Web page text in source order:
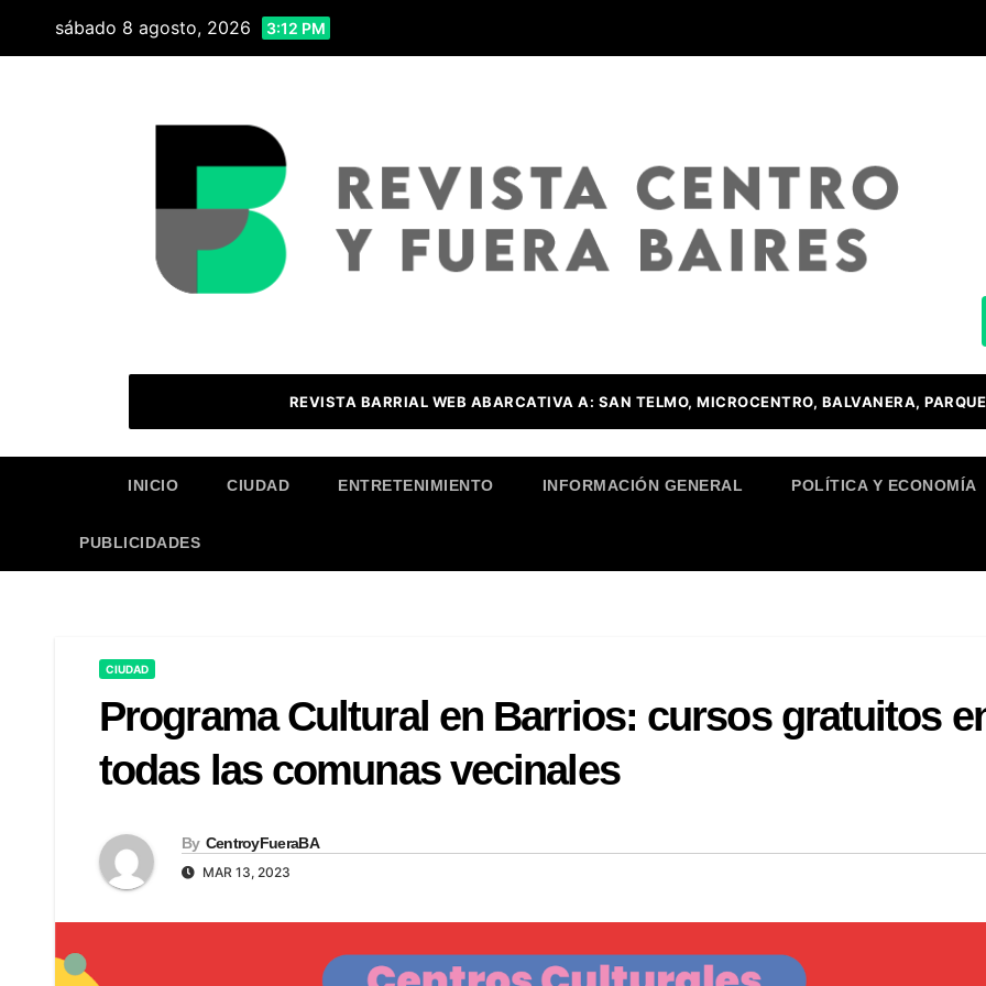
sábado 8 agosto, 2026 3:12 PM
REVISTA BARRIAL WEB ABARCATIVA A: SAN TELMO, MICROCENTRO, BALVANERA,
INICIO CIUDAD ENTRETENIMIENTO INFORMACIÓN GENERAL POLÍTICA Y ECONOMÍA
PUBLICIDADES
CIUDAD
Programa Cultural en Barrios: cursos gratuitos
todas las comunas vecinales
By CentroyFueraBA
MAR 13, 2023